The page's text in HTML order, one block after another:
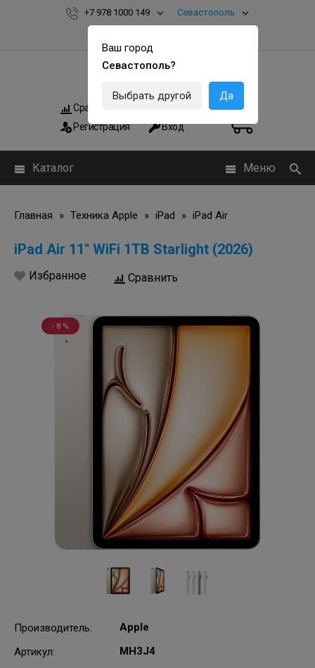
Ваш город
Севастополь?
Выбрать другой Да
+7 978 1000 149 Севастополь
Сравнить
Регистрация
Мои заказы
Вход
0
Каталог Меню
Главная » Техника Apple » iPad » iPad Air
iPad Air 11" WiFi 1TB Starlight (2026)
Избранное Сравнить
- 8 %
Производитель:
Apple
Артикул:
MH3J4